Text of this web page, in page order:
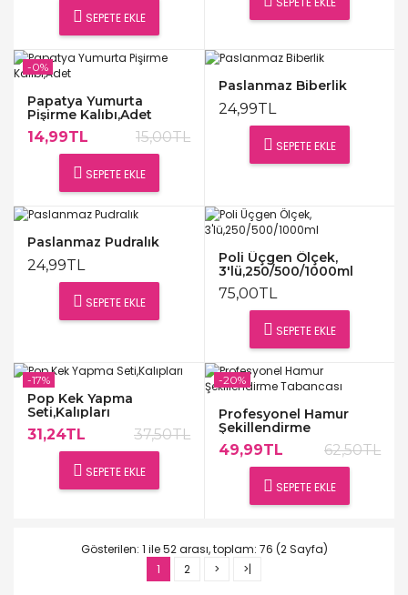
SEPETE EKLE
Papatya Yumurta
Pişirme Kalıbı,Adet
14,99TL 15,00TL
SEPETE EKLE
-0%
Paslanmaz Biberlik
24,99TL
SEPETE EKLE
Paslanmaz Pudralık
24,99TL
SEPETE EKLE
Poli Üçgen Ölçek,
3'lü,250/500/1000ml
75,00TL
SEPETE EKLE
Pop Kek Yapma
Seti,Kalıpları
31,24TL 37,50TL
SEPETE EKLE
-17%
Profesyonel Hamur
Şekillendirme
Tabancası
49,99TL 62,50TL
SEPETE EKLE
-20%
Gösterilen: 1 ile 52 arası, toplam: 76 (2 Sayfa)
1
2 > >|